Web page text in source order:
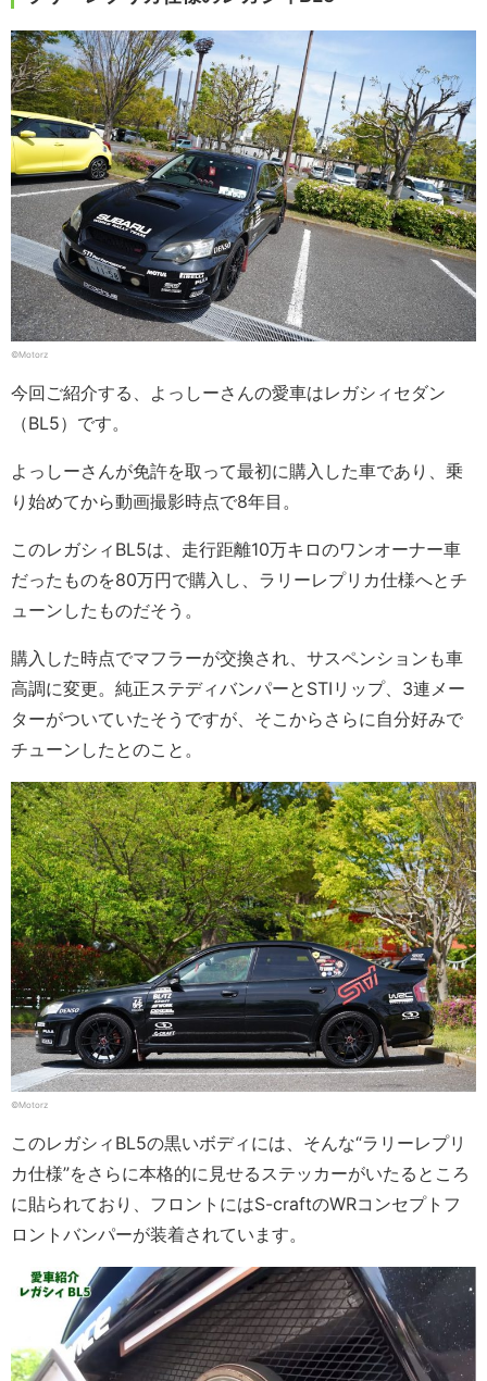
©Motorz
今回ご紹介する、よっしーさんの愛車はレガシィセダン
（BL5）です。
よっしーさんが免許を取って最初に購入した車であり、乗
り始めてから動画撮影時点で8年目。
このレガシィBL5は、走行距離10万キロのワンオーナー車
だったものを80万円で購入し、ラリーレプリカ仕様へとチ
ューンしたものだそう。
購入した時点でマフラーが交換され、サスペンションも車
高調に変更。純正ステディバンパーとSTIリップ、3連メー
ターがついていたそうですが、そこからさらに自分好みで
チューンしたとのこと。
©Motorz
このレガシィBL5の黒いボディには、そんな“ラリーレプリ
カ仕様”をさらに本格的に見せるステッカーがいたるところ
に貼られており、フロントにはS-craftのWRコンセプトフ
ロントバンパーが装着されています。